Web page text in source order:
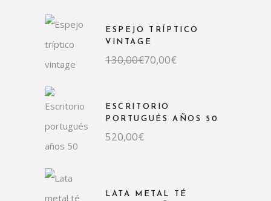
ESPEJO TRÍPTICO
VINTAGE
130,00€
El
precio
130,00€.
70,00€
El
precio
70,00€.
ESCRITORIO
PORTUGUÉS AÑOS 50
520,00€
LATA METAL TÉ